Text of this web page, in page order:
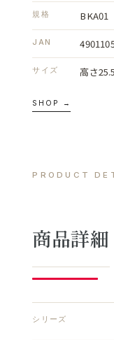
規格 BKA01
JAN
サイズ 高さ
SHOP →
PRODUCT
商品詳細
シリーズ